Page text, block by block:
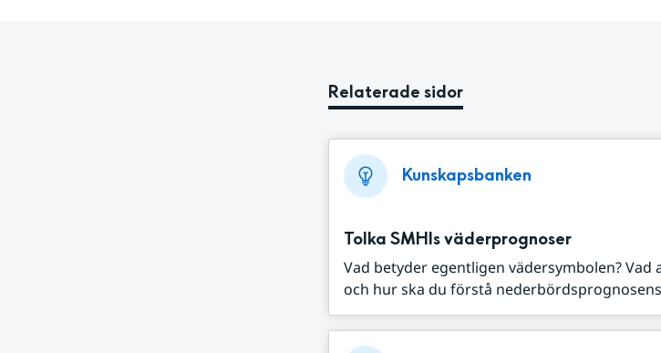
Relaterade sidor
Kunskapsbanken
Tolka SMHIs väderprognoser
Vad betyder egentligen vädersymbolen? Vad
och hur ska du förstå